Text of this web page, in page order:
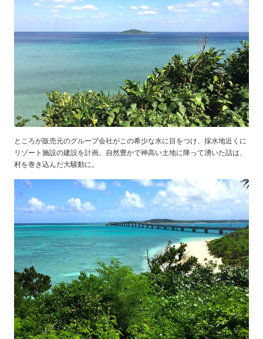
ところが販売元のグループ会社がこの希少な水に目をつけ、採水地近くに
リゾート施設の建設を計画。自然豊かで神高い土地に降って湧いた話は、
村を巻き込んだ大騒動に。